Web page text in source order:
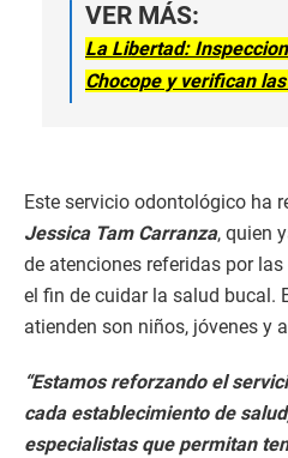
VER MÁS:
La Libertad:
Chocope y verifican
Este servicio odontológico ha
Jessica Tam Carranza, quien
de atenciones referidas por
el fin de cuidar la salud bucal.
atienden son niños, jóvenes y
“Estamos reforzando el
cada establecimiento de
especialistas que permitan